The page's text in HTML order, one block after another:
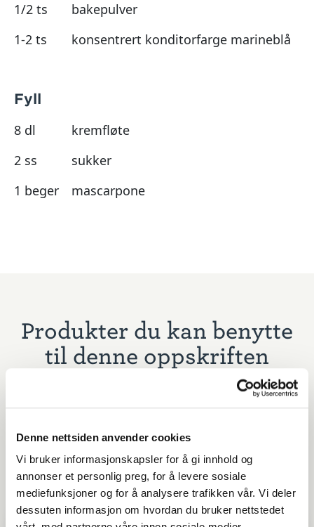
Denne nettsiden anvender cookies
Vi bruker informasjonskapsler for å gi innhold og
annonser et personlig preg, for å levere sosiale
mediefunksjoner og for å analysere trafikken vår. Vi deler
dessuten informasjon om hvordan du bruker nettstedet
1/2 ts
bakepulver
1-2 ts
konsentrert konditorfarge marineblå
Fyll
8 dl
kremfløte
2 ss
sukker
1 beger
mascarpone
Produkter du kan benytte
til denne oppskriften